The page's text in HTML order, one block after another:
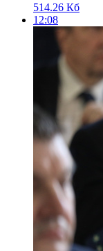
514.26 Кб
12:08